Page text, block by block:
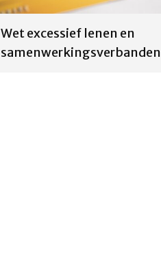
Wet excessief lenen en
samenwerkingsverbanden